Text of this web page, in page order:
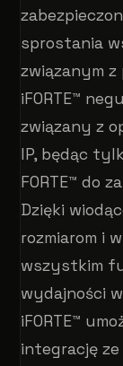
sprostania
związanym
iFORTE™
związany z
IP, będąc
FORTE™ do
Dzięki
rozmiarom i
wszystkim
wydajności
iFORTE™
integrację